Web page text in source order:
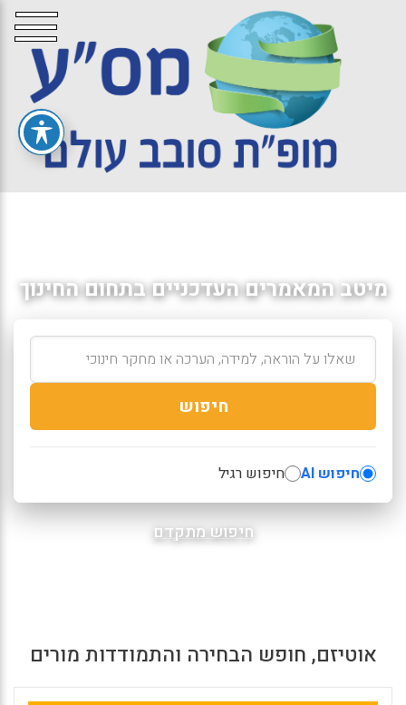
מיטב המאמרים העדכניים בתחום החינוך
חיפוש
חיפוש AI חיפוש רגיל
חיפוש מתקדם
אוטיזם, חופש הבחירה והתמודדות מורים